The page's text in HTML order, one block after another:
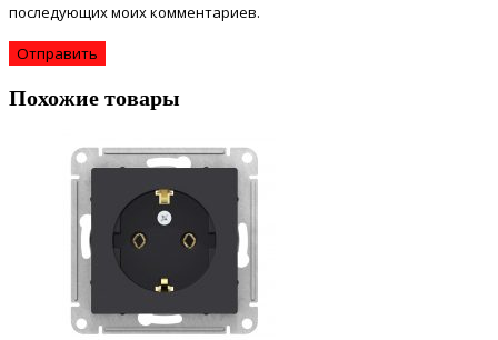
последующих моих комментариев.
Похожие товары